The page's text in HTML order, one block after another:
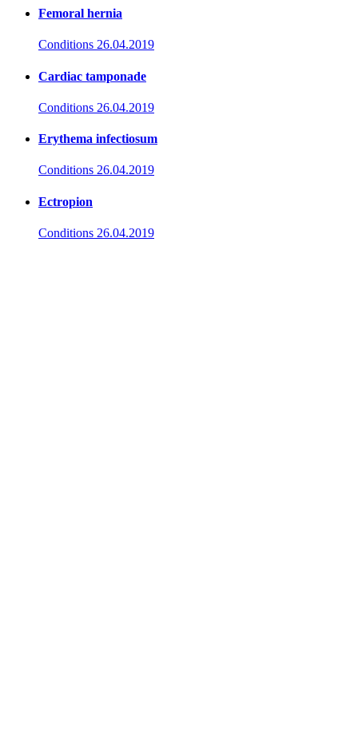
Femoral hernia
Conditions 26.04.2019
Cardiac tamponade
Conditions 26.04.2019
Erythema infectiosum
Conditions 26.04.2019
Ectropion
Conditions 26.04.2019